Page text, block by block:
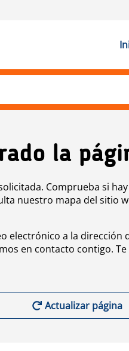
la
Comprueba si hay
nuestro mapa del sitio
electrónico a la dirección
en contacto contigo. Te
Actualizar página